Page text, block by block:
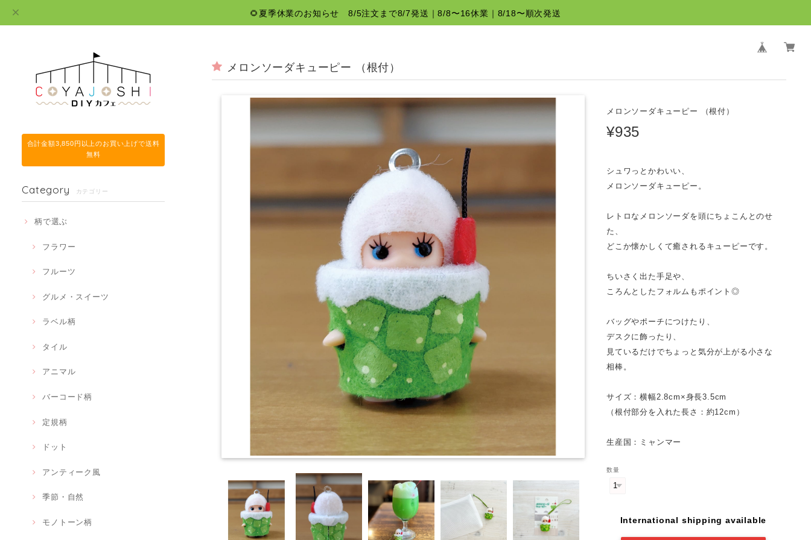
🌻夏季休業のお知らせ 8/5注文まで8/7発送｜8/8〜16休業｜8/18〜順次発送
合計金額3,850円以上のお買い上げで送料
無料
Category カテゴリー
柄で選ぶ
フラワー
フルーツ
グルメ・スイーツ
ラベル柄
タイル
アニマル
バーコード柄
定規柄
ドット
アンティーク風
季節・自然
モノトーン柄
メロンソーダキューピー （根付）
メロンソーダキューピー （根付）
¥935
シュワっとかわいい、
メロンソーダキューピー。
レトロなメロンソーダを頭にちょこんとのせ
た、
どこか懐かしくて癒されるキューピーです。
ちいさく出た手足や、
ころんとしたフォルムもポイント◎
バッグやポーチにつけたり、
デスクに飾ったり、
見ているだけでちょっと気分が上がる小さな
相棒。
サイズ：横幅2.8cm×身長3.5cm
（根付部分を入れた長さ：約12cm）
生産国：ミャンマー
数量
International shipping available